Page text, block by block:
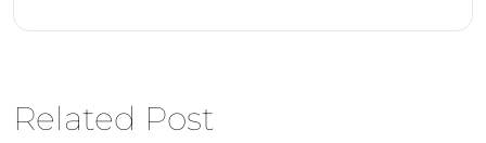
Related Post